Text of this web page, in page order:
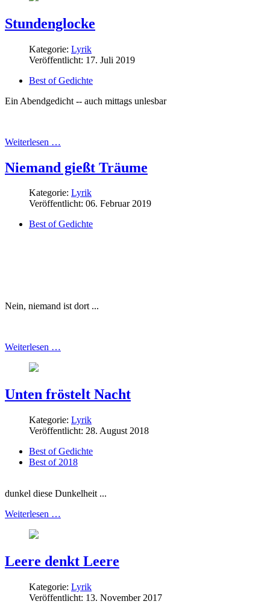
Stundenglocke
Kategorie: Lyrik
Veröffentlicht: 17. Juli 2019
Best of Gedichte
Ein Abendgedicht -- auch mittags unlesbar
Weiterlesen …
Niemand gießt Träume
Kategorie: Lyrik
Veröffentlicht: 06. Februar 2019
Best of Gedichte
Nein, niemand ist dort ...
Weiterlesen …
Unten fröstelt Nacht
Kategorie: Lyrik
Veröffentlicht: 28. August 2018
Best of Gedichte
Best of 2018
dunkel diese Dunkelheit ...
Weiterlesen …
Leere denkt Leere
Kategorie: Lyrik
Veröffentlicht: 13. November 2017